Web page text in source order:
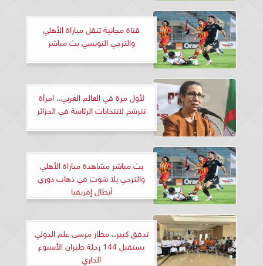
قناة مجانية تنقل مباراة الأهلي
والترجي التونسي بث مباشر
لأول مرة في العالم العربي.. امرأة
تترشح لانتخابات الرئاسة في الجزائر
بث مباشر مشاهدة مباراة الأهلي
والترجي يلا شوت في ذهاب دوري
أبطال إفريقيا
تدفق كبير.. مطار مرسى علم الدولي
يستقبل 144 رحلة طيران الأسبوع
الجاري